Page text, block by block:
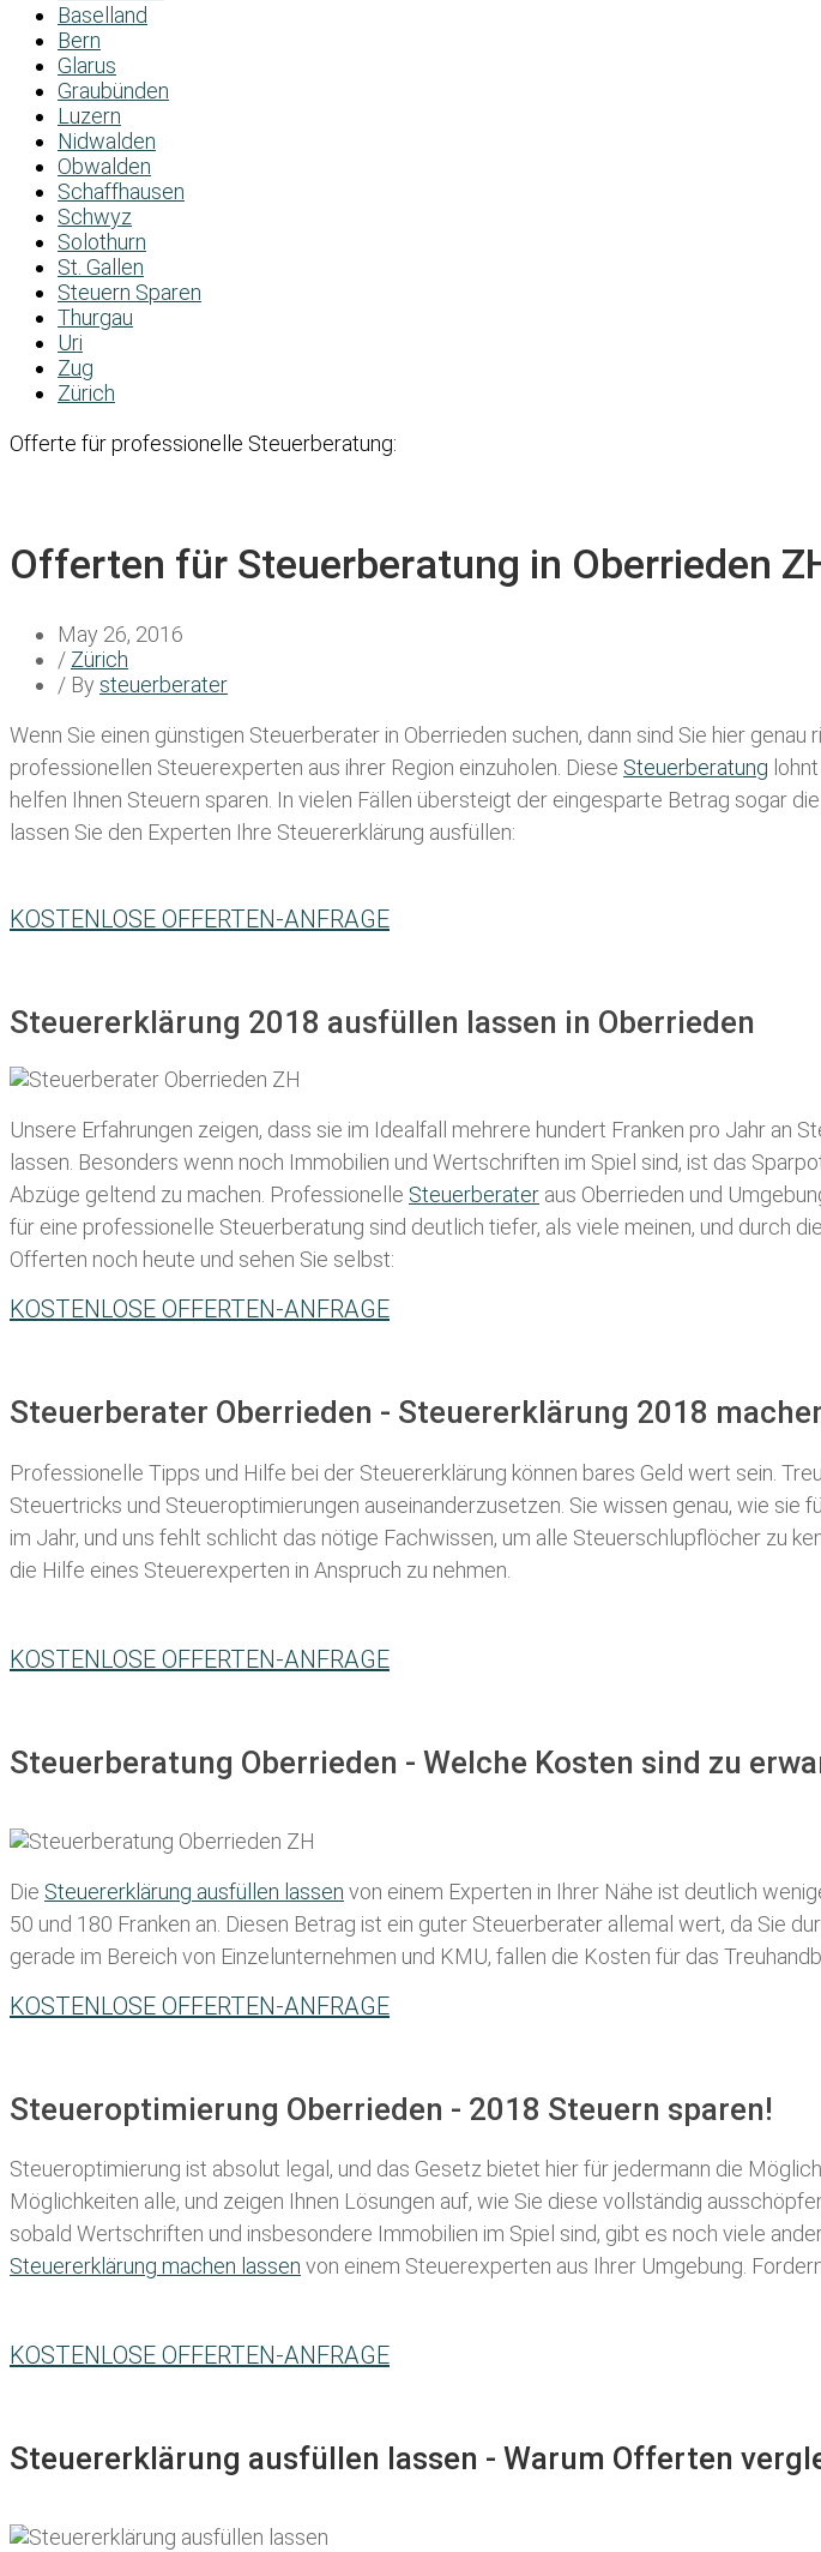
Baselland
Bern
Glarus
Graubünden
Luzern
Nidwalden
Obwalden
Schaffhausen
Schwyz
Solothurn
St. Gallen
Steuern Sparen
Thurgau
Uri
Zug
Zürich
Offerte für professionelle Steuerberatung:
Offerten für Steuerberatung in Oberrieden
May 26, 2016
/ Zürich
/ By steuerberater
Wenn Sie einen günstigen Steuerberater in Oberrieden suchen, dann sind Sie hier
professionellen Steuerexperten aus ihrer Region einzuholen. Diese Steuerberatung
helfen Ihnen Steuern sparen. In vielen Fällen übersteigt der eingesparte Betrag sogar
lassen Sie den Experten Ihre Steuererklärung ausfüllen:
KOSTENLOSE OFFERTEN-ANFRAGE
Steuererklärung 2018 ausfüllen lassen in Oberrieden
Unsere Erfahrungen zeigen, dass sie im Idealfall mehrere hundert Franken pro Jahr an
lassen . Besonders wenn noch Immobilien und Wertschriften im Spiel sind, ist das
Abzüge geltend zu machen. Professionelle Steuerberater aus Oberrieden und
für eine professionelle Steuerberatung sind deutlich tiefer, als viele meinen, und durch
Offerten noch heute und sehen Sie selbst:
KOSTENLOSE OFFERTEN-ANFRAGE
Steuerberater Oberrieden - Steuererklärung 2018
Professionelle Tipps und Hilfe bei der Steuererklärung können bares Geld wert sein.
Steuertricks und Steueroptimierungen auseinanderzusetzen. Sie wissen genau, wie sie
im Jahr, und uns fehlt schlicht das nötige Fachwissen, um alle Steuerschlupflöcher zu
die Hilfe eines Steuerexperten in Anspruch zu nehmen.
KOSTENLOSE OFFERTEN-ANFRAGE
Steuerberatung Oberrieden - Welche Kosten sind zu
Die Steuererklärung ausfüllen lassen von einem Experten in Ihrer Nähe ist deutlich
50 und 180 Franken an. Diesen Betrag ist ein guter Steuerberater allemal wert, da Sie
gerade im Bereich von Einzelunternehmen und KMU, fallen die Kosten für das
KOSTENLOSE OFFERTEN-ANFRAGE
Steueroptimierung Oberrieden - 2018 Steuern sparen!
Steueroptimierung ist absolut legal, und das Gesetz bietet hier für jedermann die
Möglichkeiten alle, und zeigen Ihnen Lösungen auf, wie Sie diese vollständig
sobald Wertschriften und insbesondere Immobilien im Spiel sind, gibt es noch viele
Steuererklärung machen lassen von einem Steuerexperten aus Ihrer Umgebung.
KOSTENLOSE OFFERTEN-ANFRAGE
Steuererklärung ausfüllen lassen - Warum Offerten